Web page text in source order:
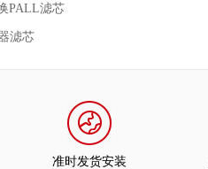
PALL滤芯
滤芯
准时发货安装